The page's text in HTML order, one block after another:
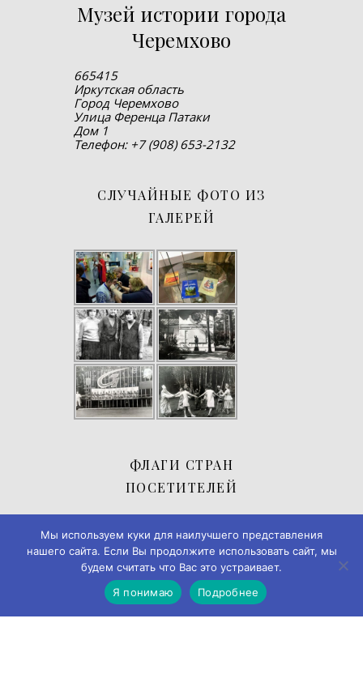
Музей истории города
Черемхово
665415
Иркутская область
Город Черемхово
Улица Ференца Патаки
Дом 1
Телефон: +7 (908) 653-2132
СЛУЧАЙНЫЕ ФОТО ИЗ
ГАЛЕРЕЙ
ФЛАГИ СТРАН
ПОСЕТИТЕЛЕЙ
Мы используем куки для наилучшего представления
нашего сайта. Если Вы продолжите использовать сайт, мы
будем считать что Вас это устраивает.
Я понимаю
Подробнее